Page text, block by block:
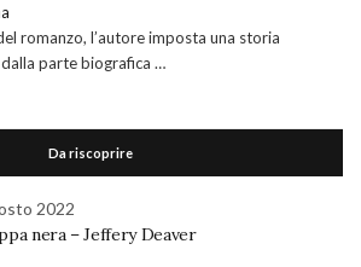
romanzo, l’autore imposta una storia
parte biografica …
Da riscoprire
2022
nera – Jeffery Deaver